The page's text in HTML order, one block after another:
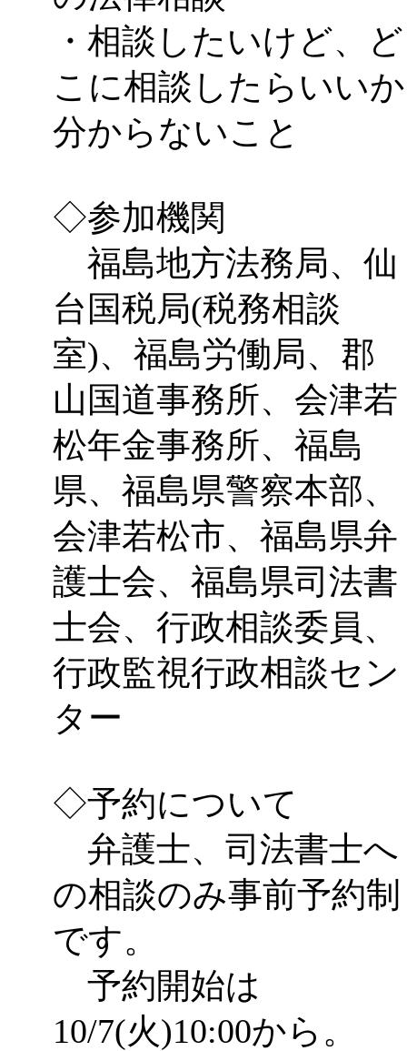
・相談したいけど、ど
こに相談したらいいか
分からないこと
◇参加機関
福島地方法務局、仙
台国税局(税務相談
室)、福島労働局、郡
山国道事務所、会津若
松年金事務所、福島
県、福島県警察本部、
会津若松市、福島県弁
護士会、福島県司法書
士会、行政相談委員、
行政監視行政相談セン
ター
◇予約について
弁護士、司法書士へ
の相談のみ事前予約制
です。
予約開始は
10/7(火)10:00から。